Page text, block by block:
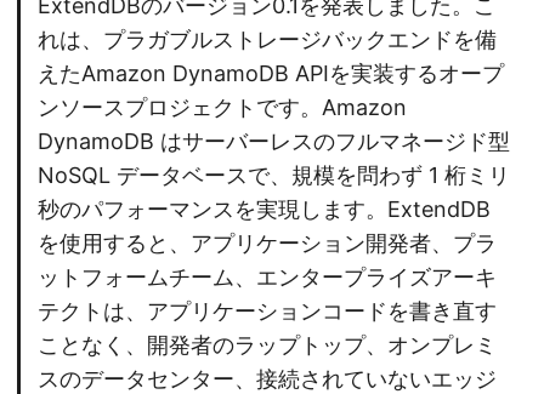
ExtendDBのバージョン0.1を発表しました。こ
れは、プラガブルストレージバックエンドを備
えたAmazon DynamoDB APIを実装するオープ
ンソースプロジェクトです。Amazon
DynamoDB はサーバーレスのフルマネージド型
NoSQL データベースで、規模を問わず 1 桁ミリ
秒のパフォーマンスを実現します。ExtendDB
を使用すると、アプリケーション開発者、プラ
ットフォームチーム、エンタープライズアーキ
テクトは、アプリケーションコードを書き直す
ことなく、開発者のラップトップ、オンプレミ
スのデータセンター、接続されていないエッジ